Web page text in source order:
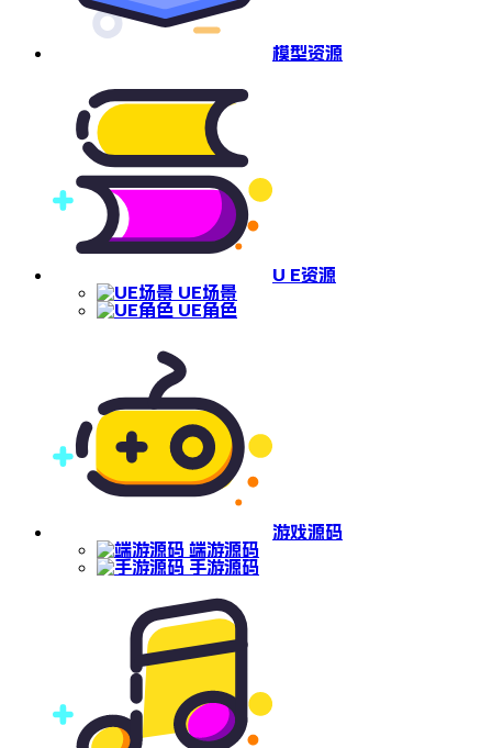
模型资源
U E资源
UE场景
UE角色
游戏源码
端游源码
手游源码